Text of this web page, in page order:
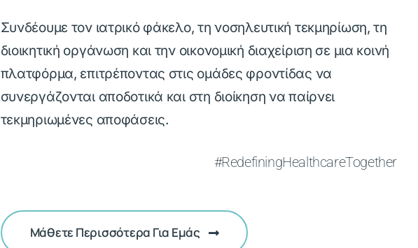
Συνδέουμε τον ιατρικό φάκελο, τη νοσηλευτική τεκμηρίωση, τη
διοικητική οργάνωση και την οικονομική διαχείριση σε μια κοινή
πλατφόρμα, επιτρέποντας στις ομάδες φροντίδας να
συνεργάζονται αποδοτικά και στη διοίκηση να παίρνει
τεκμηριωμένες αποφάσεις.
#RedefiningHealthcareTogether
Μάθετε Περισσότερα Για Εμάς